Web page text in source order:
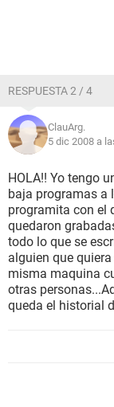
RESPUESTA 2 / 4
ClauArg.
5 dic 2008 a
HOLA!! Yo tengo
baja programas a
programita con el
quedaron
todo lo que se
alguien que
misma maquina
otras
queda el historial